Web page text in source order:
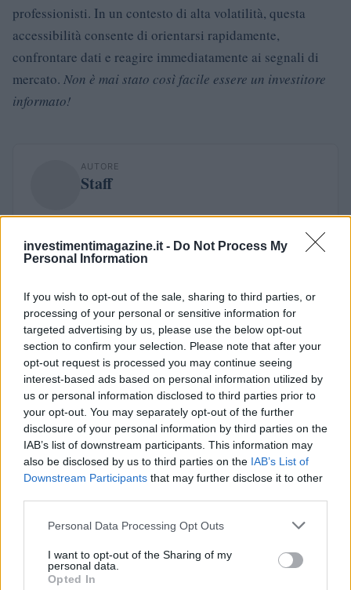
investimentimagazine.it - Do Not Process My
Personal Information
If you wish to opt-out of the sale, sharing to third parties, or
processing of your personal or sensitive information for
targeted advertising by us, please use the below opt-out
section to confirm your selection. Please note that after your
opt-out request is processed you may continue seeing
interest-based ads based on personal information utilized by
us or personal information disclosed to third parties prior to
your opt-out. You may separately opt-out of the further
disclosure of your personal information by third parties on the
IAB’s list of downstream participants. This information may
also be disclosed by us to third parties on the IAB’s List of
Downstream Participants that may further disclose it to other
Please note that this website/app uses one or more Google
not limited to your visit or usage behaviour. You may click to
grant or deny consent to Google and its third-party tags to
Personal Data Processing Opt Outs
I want to opt-out of the Sharing of my
personal data.
Opted In
professionisti. In un contesto di alta volatilità, questa
accessibilità consente di orientarsi rapidamente,
confrontare dati e reagire immediatamente ai segnali di
mercato. Non è mai stato così facile essere un investitore
informato!
AUTORE
Staff